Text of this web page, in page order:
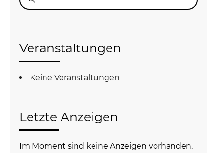
nach:
Veranstaltungen
Keine Veranstaltungen
Letzte Anzeigen
Im Moment sind keine Anzeigen vorhanden.